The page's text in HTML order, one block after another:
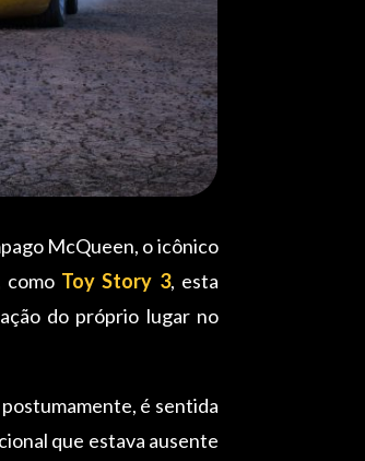
McQueen, o icônico
como Toy Story 3, esta
do próprio lugar no
é sentida
que estava ausente